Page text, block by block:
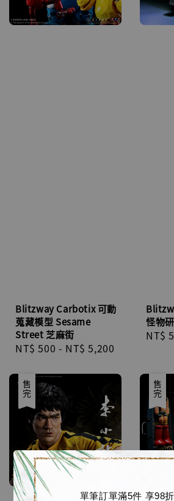
單筆訂單滿5件 享98
Blitzway Carbotix 可動
蒐藏模型 Sesame
Street 芝麻街
Regular
NT$ 500 - NT$ 5,200
怪物
NT$
優惠
售完 優惠
售完